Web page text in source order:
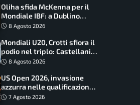
grandi altezze
Oliha sfida McKenna per il
Mondiale IBF: a Dublino
serve l’impresa nella tana
8 Agosto 2026
Mondiali U20, Crotti sfiora il
podio nel triplo: Castellani
da record, Succo in finale
8 Agosto 2026
US Open 2026, invasione
azzurra nelle qualificazioni:
17 italiani a caccia del main
7 Agosto 2026